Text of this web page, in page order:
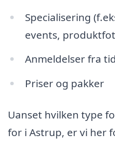
Specialisering
events,
Anmeldelser fra
Priser og pakker
Uanset hvilken type
for i Astrup, er vi her